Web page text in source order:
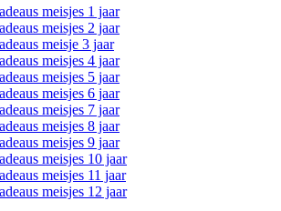
meisjes 1 jaar
meisjes 2 jaar
meisje 3 jaar
meisjes 4 jaar
meisjes 5 jaar
meisjes 6 jaar
meisjes 7 jaar
meisjes 8 jaar
meisjes 9 jaar
meisjes 10 jaar
meisjes 11 jaar
meisjes 12 jaar